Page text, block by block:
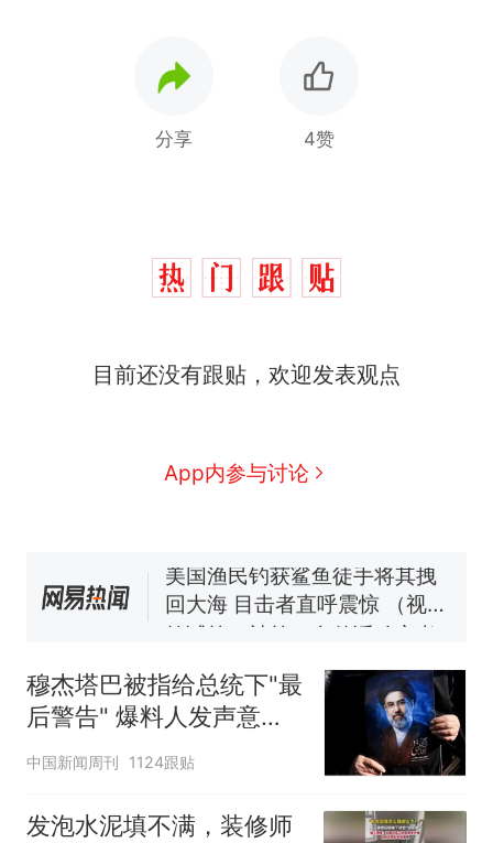
分享 4赞
目前还没有跟贴，欢迎发表观点
App内参与讨论
人生
新 费大厨“全国小炒肉大王”称
号，仅凭视频评出？中国烹饪
来源：参考消息）
笔试第一被第二名传话劝弃考
官方通报
试前13名均遭淘汰？教育局：
已叫停招聘，成立调查组全面
核查
台风"白海豚"中心附近最大风
力已达15级 最新研判
热 那个在床头放菜刀的女孩，
人生
穆杰塔巴被指给总统下"最
后警告" 爆料人发声意味
深长
中国新闻周刊 1124跟贴
发泡水泥填不满，装修师